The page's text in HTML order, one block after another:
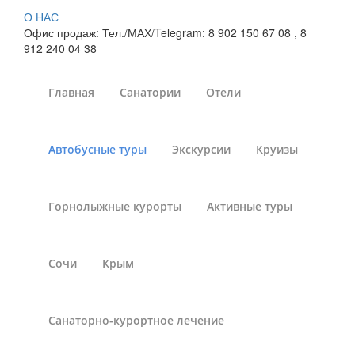
О НАС
Офис продаж: Тел./МАХ/Telegram: 8 902 150 67 08 , 8
912 240 04 38
Главная Санатории Отели
Автобусные туры Экскурсии Круизы
Горнолыжные курорты Активные туры
Сочи Крым
Санаторно-курортное лечение
Туры в Египет из
Екатеринбурга в 2026
году цены на отдых все
включено,Египет —
купить путевки с
дней